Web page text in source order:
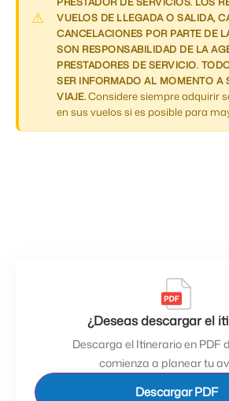
VUELOS DE LLEGADA O SALIDA,
CANCELACIONES POR PARTE DE
SON RESPONSABILIDAD DE LA
PRESTADORES DE SERVICIO.
SER INFORMADO AL MOMENTO A
VIAJE.Considere siempre adquirir
en sus vuelos si es posible para
¿Deseas descargar el
Descarga el Itinerario en PDF
comienza a planear tu
Descargar PDF